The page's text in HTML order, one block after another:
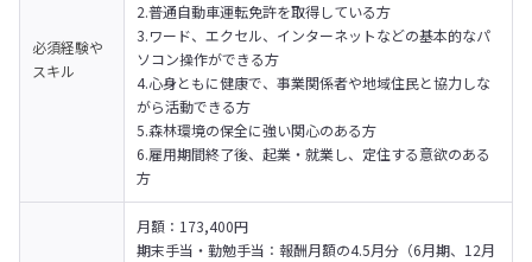
必須経験や
スキル
2.普通自動車運転免許を取得している方
3.ワード、エクセル、インターネットなどの基本的なパ
ソコン操作ができる方
4.心身ともに健康で、事業関係者や地域住民と協力しな
がら活動できる方
5.森林環境の保全に強い関心のある方
6.雇用期間終了後、起業・就業し、定住する意欲のある
方
月額：173,400円
期末手当・勤勉手当：報酬月額の4.5月分（6月期、12月